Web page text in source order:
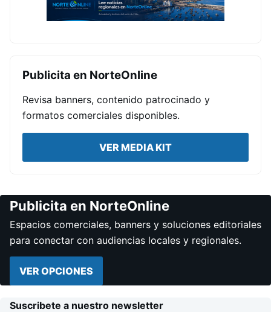
Publicita en NorteOnline
Revisa banners, contenido patrocinado y
formatos comerciales disponibles.
VER MEDIA KIT
Publicita en NorteOnline
Espacios comerciales, banners y soluciones editoriales
para conectar con audiencias locales y regionales.
VER OPCIONES
Suscribete a nuestro newsletter